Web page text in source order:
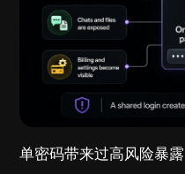
单密码带来过高风险暴露